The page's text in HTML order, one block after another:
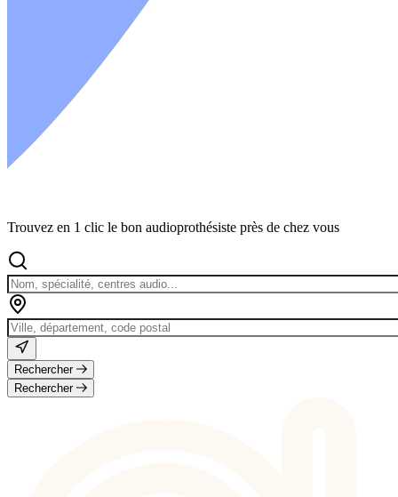
Trouvez en 1 clic le bon audioprothésiste près de chez vous
Rechercher
Rechercher